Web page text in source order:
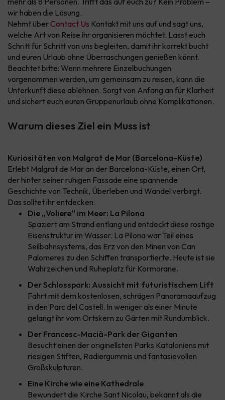
wir haben die Lösung.
Nehmt überContact Us Kontakt mit uns auf und sagt uns,
welche Art von Reise ihr organisieren möchtet. Lasst euch
Schritt für Schritt von uns begleiten, damit ihr korrekt bucht
und euren Urlaub ohne Überraschungen genießen könnt.
Beachtet bitte: Wenn mehrere Einzelbuchungen
vorgenommen werden, um gemeinsam zu reisen, kann die
Unterkunft diese ablehnen. Sorgt von Anfang an für Klarheit
und sichert euch euren Gruppenurlaub ohne Komplikationen.
Warum dieses Ziel ein Muss ist
Kuriositäten von Malgrat de Mar (Barcelona-Küste)
Erlebt Malgrat de Mar an der Barcelona-Küste, einen Ort,
der hinter seiner ruhigen Fassade eine spannende
Geschichte von Technik, Überleben und Wandel verbirgt.
Das solltet ihr entdecken:
Die „Voliere“ im Meer: La Pilona
Spaziert am Strand entlang und entdeckt diese rostige
Eisenstruktur im Wasser. La Pilona war Teil eines
Seilbahnsystems, das Erz von den Minen von Can
Palomeres zu den Schiffen transportierte. Heute ist sie
Wahrzeichen und Ruheplatz für Kormorane.
Der Schlosspark: Aussicht mit futuristischem Lift
Fahrt mit dem kostenlosen, schrägen Panoramaaufzug
in den Parc del Castell. In weniger als einer Minute
gelangt ihr vom Ortskern zu Gärten mit Rundumblick.
Der Francesc-Macià-Park der Giganten
Besucht einen der originellsten Parks Kataloniens mit
riesigen Stiften, Radiergummis und fantasievollen
Großskulpturen.
Eine Kirche wie eine Kathedrale
Bewundert die Kirche Sant Nicolau, bekannt als die